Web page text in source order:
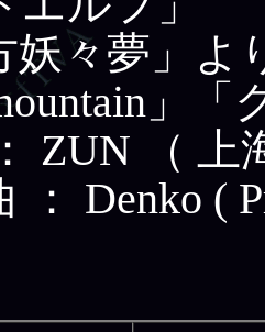
妖々夢」
」
ZUN （ 上
： Denko (